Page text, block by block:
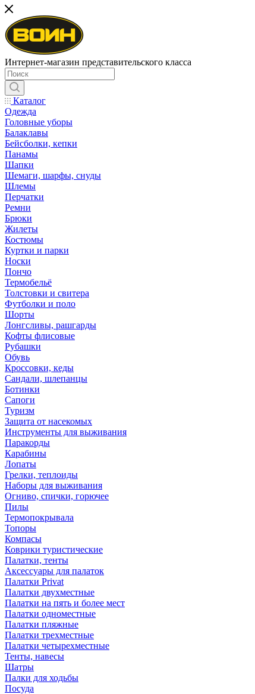
Интернет-магазин представительского класса
Каталог
Одежда
Головные уборы
Балаклавы
Бейсболки, кепки
Панамы
Шапки
Шемаги, шарфы, снуды
Шлемы
Перчатки
Ремни
Брюки
Жилеты
Костюмы
Куртки и парки
Носки
Пончо
Термобельё
Толстовки и свитера
Футболки и поло
Шорты
Лонгсливы, рашгарды
Кофты флисовые
Рубашки
Обувь
Кроссовки, кеды
Сандали, шлепанцы
Ботинки
Сапоги
Туризм
Защита от насекомых
Инструменты для выживания
Паракорды
Карабины
Лопаты
Грелки, теплоиды
Наборы для выживания
Огниво, спички, горючее
Пилы
Термопокрывала
Топоры
Компасы
Коврики туристические
Палатки, тенты
Аксессуары для палаток
Палатки Privat
Палатки двухместные
Палатки на пять и более мест
Палатки одноместные
Палатки пляжные
Палатки трехместные
Палатки четырехместные
Тенты, навесы
Шатры
Палки для ходьбы
Посуда